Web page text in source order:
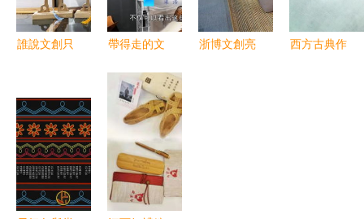
果
孩子提前共
度六一
誰說文創只
大姨的退休
逐藝路
帶得走的文
品如何提升
景區魅力與
文藝創作
浙博文創亮
西方古典作